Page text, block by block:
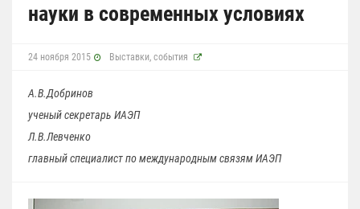
науки в современных условиях
24 ноября 2015 Выставки, события
А.В.Добринов
ученый секретарь ИАЭП
Л.В.Левченко
главный специалист по международным связям ИАЭП